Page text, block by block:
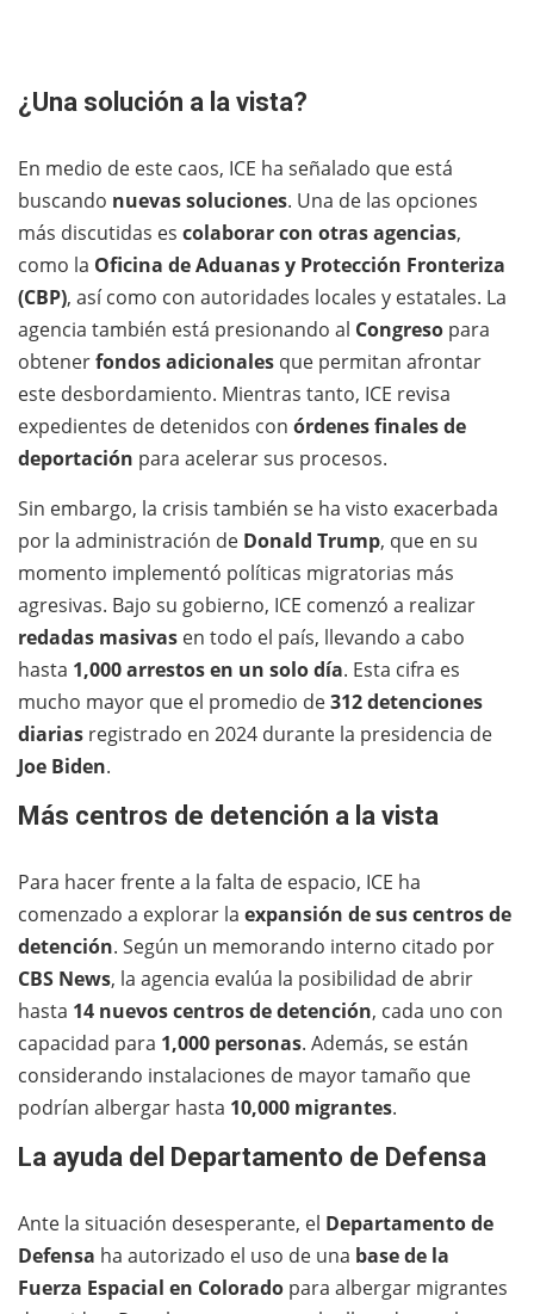
¿Una solución a la vista?
En medio de este caos, ICE ha señalado que está
buscando nuevas soluciones. Una de las opciones
más discutidas es colaborar con otras agencias,
como la Oficina de Aduanas y Protección Fronteriza
(CBP), así como con autoridades locales y estatales. La
agencia también está presionando al Congreso para
obtenerfondos adicionales que permitan afrontar
este desbordamiento. Mientras tanto, ICE revisa
expedientes de detenidos con órdenes finales de
deportación para acelerar sus procesos.
Sin embargo, la crisis también se ha visto exacerbada
por la administración de Donald Trump, que en su
momento implementó políticas migratorias más
agresivas. Bajo su gobierno, ICE comenzó a realizar
redadas masivas en todo el país, llevando a cabo
hasta 1,000 arrestos en un solo día. Esta cifra es
mucho mayor que el promedio de312 detenciones
diarias registrado en 2024 durante la presidencia de
Joe Biden.
Más centros de detención a la vista
Para hacer frente a la falta de espacio, ICE ha
comenzado a explorar la expansión de sus centros de
detención. Según un memorando interno citado por
CBS News, la agencia evalúa la posibilidad de abrir
hasta 14 nuevos centros de detención, cada uno con
capacidad para 1,000 personas. Además, se están
considerando instalaciones de mayor tamaño que
podrían albergar hasta 10,000 migrantes.
La ayuda del Departamento de Defensa
Ante la situación desesperante, el Departamento de
Defensa ha autorizado el uso de una base de la
Fuerza Espacial en Colorado para albergar migrantes